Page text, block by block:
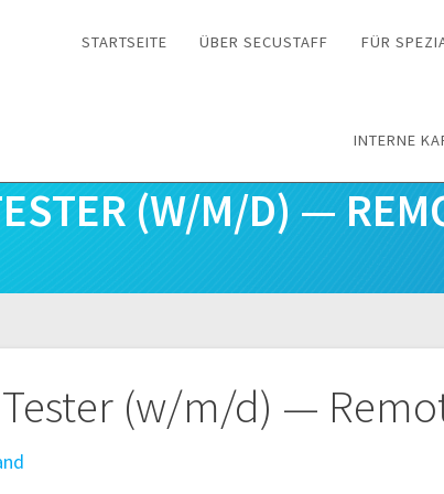
STARTSEITE ÜBER SECUSTAFF FÜR
INTERNE
(W/M/D) —
(w/m/d) —